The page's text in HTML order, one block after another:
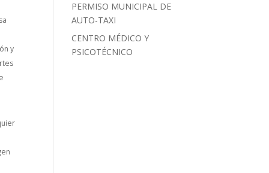
y
PERMISO MUNICIPAL DE
AUTO-TAXI
CENTRO MÉDICO Y
PSICOTÉCNICO